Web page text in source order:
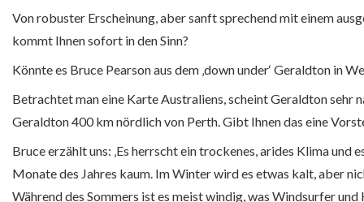
Von robuster Erscheinung, aber sanft sprechend mit einem
kommt Ihnen sofort in den Sinn?
Könnte es Bruce Pearson aus dem ‚down under‘ Geraldton in
Betrachtet man eine Karte Australiens, scheint Geraldton sehr
Geraldton 400 km nördlich von Perth. Gibt Ihnen das eine
Bruce erzählt uns: ‚Es herrscht ein trockenes, arides Klima
Monate des Jahres kaum. Im Winter wird es etwas kalt, aber
Während des Sommers ist es meist windig, was Windsurfer